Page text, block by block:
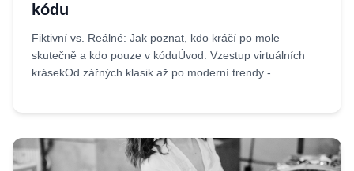
kódu
Fiktivní vs. Reálné: Jak poznat, kdo kráčí po mole
skutečně a kdo pouze v kóduÚvod: Vzestup virtuálních
krásekOd zářných klasik až po moderní trendy -...